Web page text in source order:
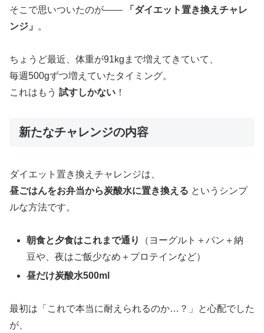
そこで思いついたのが——
「ダイエット置き換えチャレ
ンジ」
。
ちょうど最近、体重が91kgまで増えてきていて、
毎週500gずつ増えていたタイミング。
これはもう 試すしかない ！
新たなチャレンジの内容
ダイエット置き換えチャレンジは、
昼ごはんをお弁当から炭酸水に置き換える というシンプ
ルな方法です。
朝食と夕食はこれまで通り
（ヨーグルト＋パン＋納
豆や、夜はご飯少なめ＋プロテインなど）
昼だけ炭酸水500ml
最初は「これで本当に耐えられるのか…？」と心配でした
が、